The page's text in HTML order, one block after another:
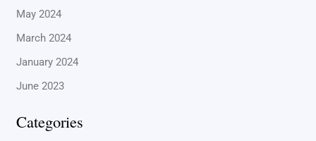
May 2024
March 2024
January 2024
June 2023
Categories